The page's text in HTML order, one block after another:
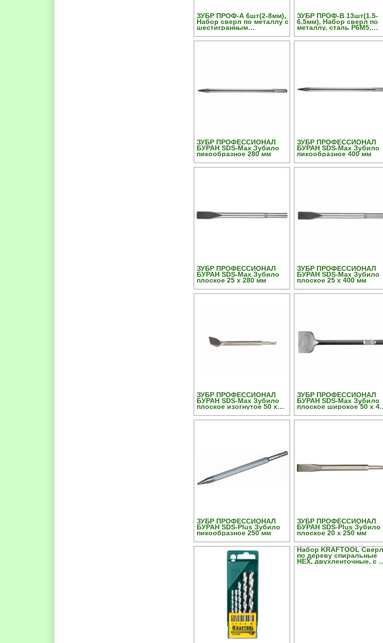
ЗУБР ПРОФ-А 6шт(2-8мм),
Набор сверл по металлу с
шестигранным
класс А
ЗУБР ПРОФ-В 13шт(1.5-
6.5мм), Набор сверл по
металлу, сталь Р6М5,
ЗУБР ПРОФЕССИОНАЛ
БУРАН SDS-Max Зубило
пикообразное 280 мм
ЗУБР ПРОФЕССИОНАЛ
БУРАН SDS-Max Зубило
пикообразное 400 мм
ЗУБР ПРОФЕССИОНАЛ
БУРАН SDS-Max Зубило
плоское 25 х 280 мм
ЗУБР ПРОФЕССИОНАЛ
БУРАН SDS-Max Зубило
плоское 25 х 400 мм
ЗУБР ПРОФЕССИОНАЛ
БУРАН SDS-Max Зубило
плоское изогнутое 50 х
ЗУБР ПРОФЕССИОНАЛ
БУРАН SDS-Max Зубило
плоское широкое 50 х
ЗУБР ПРОФЕССИОНАЛ
БУРАН SDS-Plus Зубило
пикообразное 250 мм
ЗУБР ПРОФЕССИОНАЛ
БУРАН SDS-Plus Зубило
плоское 20 х 250 мм
Набор KRAFTOOL
по дереву спиральные
HEX, двухленточные, с